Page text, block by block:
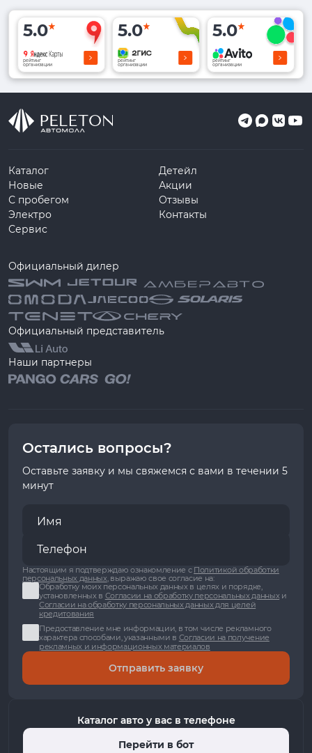
5.0
рейтинг
организации
5.0
рейтинг
организации
5.0
рейтинг
организации
Каталог
Новые
С пробегом
Электро
Сервис
Детейл
Акции
Отзывы
Контакты
Официальный дилер
Официальный представитель
Наши партнеры
Остались вопросы?
Оставьте заявку и мы свяжемся с вами в течении 5
минут
Настоящим я подтверждаю ознакомление с Политикой обработки
персональных данных, выражаю свое согласие на:
Обработку моих персональных данных в целях и порядке,
установленных в Согласии на обработку персональных данныхи
Согласии на обработку персональных данных для целей
кредитования
Предоставление мне информации, в том числе рекламного
характера способами, указанными в Согласии на получение
рекламных и информационных материалов
Отправить заявку
Каталог авто у вас в телефоне
Перейти в бот